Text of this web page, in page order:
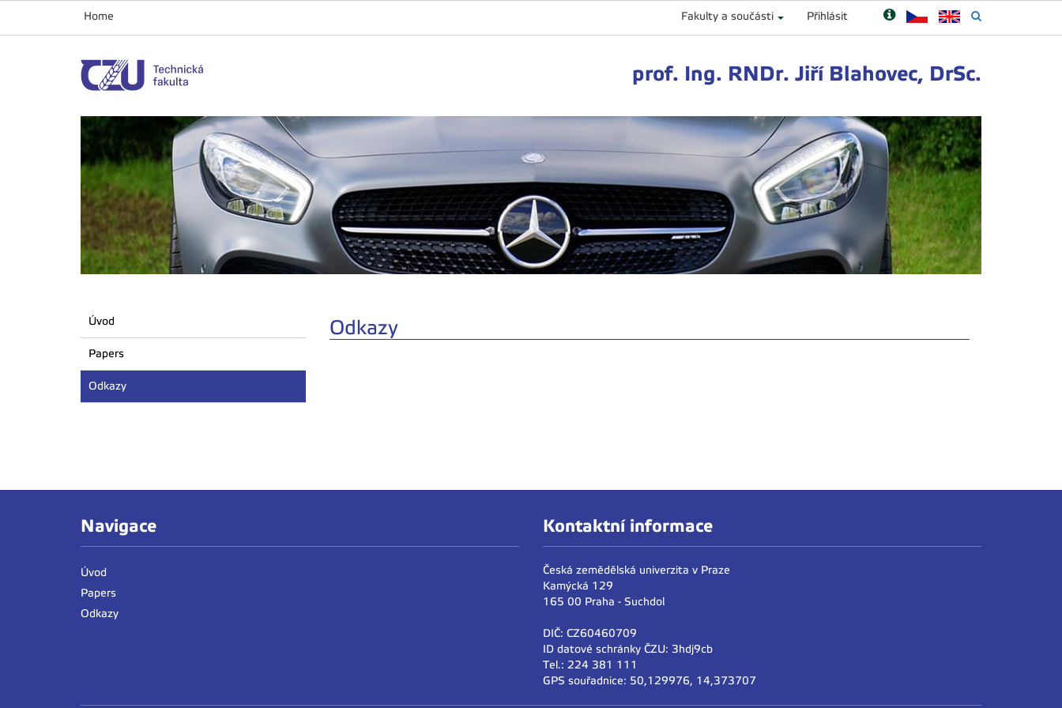
Home Fakulty a součásti Přihlásit
prof. Ing. RNDr. Jiří Blahovec, DrSc.
Úvod
Papers
Odkazy
Odkazy
Navigace
Úvod
Papers
Odkazy
Kontaktní informace
Česká zemědělská univerzita v Praze
Kamýcká 129
165 00 Praha - Suchdol
DIČ: CZ60460709
ID datové schránky ČZU: 3hdj9cb
Tel.: 224 381 111
GPS souřadnice: 50,129976, 14,373707